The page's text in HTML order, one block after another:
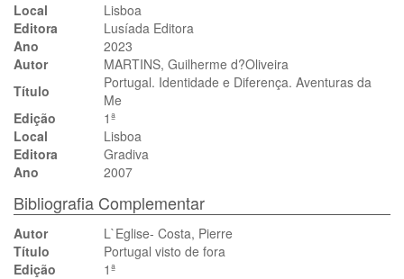
Local
Lisboa
Editora
Lusíada Editora
Ano
2023
Autor
MARTINS, Guilherme d?Oliveira
Título
Portugal. Identidade e Diferença. Aventuras da
Me
Edição
1ª
Local
Lisboa
Editora
Gradiva
Ano
2007
Bibliografia Complementar
Autor
L`Eglise- Costa, Pierre
Título
Portugal visto de fora
Edição
1ª